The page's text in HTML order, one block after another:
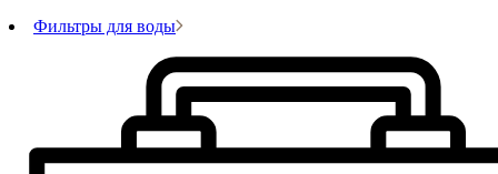
Фильтры для воды